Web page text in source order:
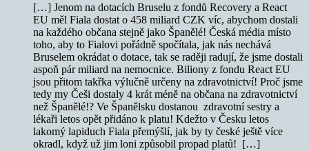
[…] Jenom na dotacích Bruselu z fondů Recovery a React
EU měl Fiala dostat o 458 miliard CZK víc, abychom dostali
na každého občana stejně jako Španělé! Česká média místo
toho, aby to Fialovi pořádně spočítala, jak nás nechává
Bruselem okrádat o dotace, tak se raději radují, že jsme dostali
aspoň pár miliard na nemocnice. Biliony z fondu React EU
jsou přitom takřka výlučně určeny na zdravotnictví! Proč jsme
tedy my Češi dostaly 4 krát méně na občana na zdravotnictví
než Španělé!? Ve Španělsku dostanou zdravotní sestry a
lékaři letos opět přidáno k platu! Kdežto v Česku letos
lakomý lapiduch Fiala přemýšlí, jak by ty české ještě více
okradl, když už jim loni způsobil propad platů! […]